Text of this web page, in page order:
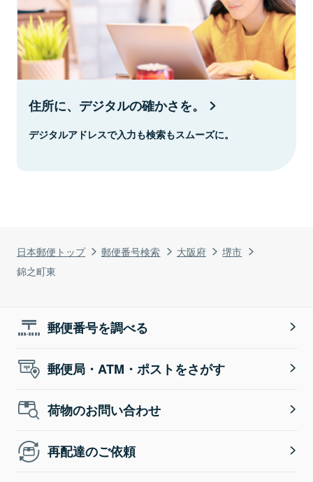
日本郵便トップ 郵便番号検索 大阪府
堺市
錦之町東
住所に、デジタルの確かさを。
デジタルアドレスで入力も検索もスムーズに。
郵便番号を調べる
郵便局・ATM・ポストをさがす
荷物のお問い合わせ
再配達のご依頼